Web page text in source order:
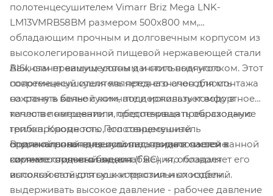
полотенцесушителем Vimarr Briz Mega LNK-
LM13VMRB58BM размером 500х800 мм,
обладающим прочным и долговечным корпусом из
высоколегированной пищевой нержавеющей стали
AISI, станет вашим уютным и стильным уголком. Этот
современный сушитель предназначен для монтажа
на стену в ванной комнате и использует воду в
качестве нагревателя, обеспечивая превосходную
теплопроводность. Полотенцесушитель
спроектирован для использования в системе
горячего водоснабжения (ГВС), что позволяет его
использовать для сушки текстильных изделий.
Важным преимуществом данного водяного
полотенцесушителя является его способность
сохранять белье сухим, поддерживать комфортное
тепло в помещении и предотвращать образование
грибка. Кроме того, его современный
оригинальный внешний вид придаст вашей ванной
комнате стильный акцент.
Водяной полотенцесушитель подключается к
системе горячего водоснабжения, обладает
высокой стойкостью к коррозии и способен
выдерживать высокое давление - рабочее давление